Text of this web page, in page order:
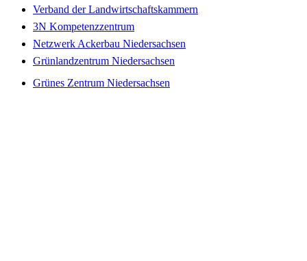
Verband der Landwirtschaftskammern
3N Kompetenzzentrum
Netzwerk Ackerbau Niedersachsen
Grünlandzentrum Niedersachsen
Grünes Zentrum Niedersachsen